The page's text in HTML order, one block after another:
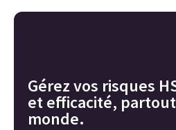
Gérez vos risques
et efficacité,
monde.